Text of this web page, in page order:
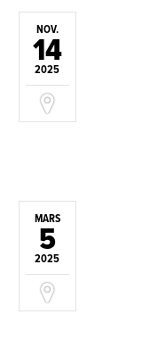
NOV.
14
2025
MARS
5
2025